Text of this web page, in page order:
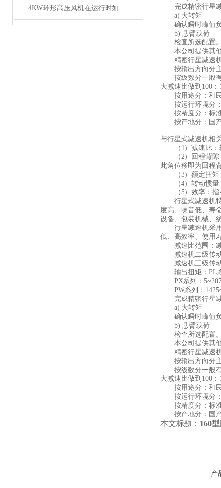
4KW环形高压风机在运行时如何保证其稳定性和安全性？
完成精密行星减
a) 大转矩
确认瞬时峰值负
b) 悬臂载荷
检查所选配置。
本公司提供其他
精密行星减速
按输出方向分主
按级数分一般有
大减速比做到100
按用途分：和
按运行环境分：
按精度分：标准
按产地分：国产
与行星式减速机相
（1）减速比：输
（2）回程背隙：
此角位移即为回程
（3）额定扭矩：
（4）转动惯量：
（5）效率：指在
行星式减速机特
度高、噪音低、寿
设备、包装机械、
行星减速机采用
低、高效率、使用
减速比范围：减
减速机二级传动
减速机三级传动
输出扭矩：PL系
PX系列：
PW系列：
完成精密行星减
a) 大转矩
确认瞬时峰值负
b) 悬臂载荷
检查所选配置。
本公司提供其他
精密行星减速
按输出方向分主
按级数分一般有
大减速比做到100
按用途分：和
按运行环境分：
按精度分：标准
按产地分：国产
本文标题： 160
产